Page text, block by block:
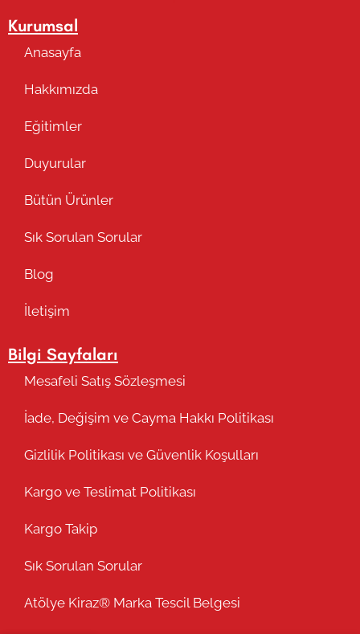
Kurumsal
Anasayfa
Hakkımızda
Eğitimler
Duyurular
Bütün Ürünler
Sık Sorulan Sorular
Blog
İletişim
Bilgi Sayfaları
Mesafeli Satış Sözleşmesi
İade, Değişim ve Cayma Hakkı Politikası
Gizlilik Politikası ve Güvenlik Koşulları
Kargo ve Teslimat Politikası
Kargo Takip
Sık Sorulan Sorular
Atölye Kiraz® Marka Tescil Belgesi